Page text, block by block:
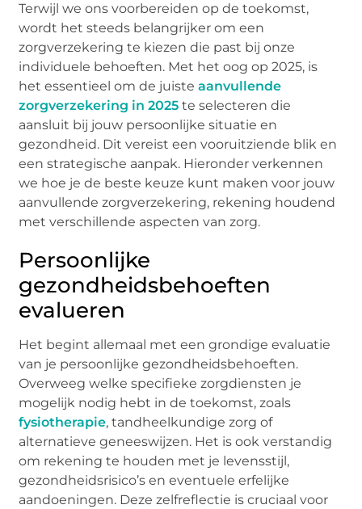
Terwijl we ons voorbereiden op de toekomst,
wordt het steeds belangrijker om een
zorgverzekering te kiezen die past bij onze
individuele behoeften. Met het oog op 2025, is
het essentieel om de juisteaanvullende
zorgverzekering in 2025 te selecteren die
aansluit bij jouw persoonlijke situatie en
gezondheid. Dit vereist een vooruitziende blik en
een strategische aanpak. Hieronder verkennen
we hoe je de beste keuze kunt maken voor jouw
aanvullende zorgverzekering, rekening houdend
met verschillende aspecten van zorg.
Persoonlijke
gezondheidsbehoeften
evalueren
Het begint allemaal met een grondige evaluatie
van je persoonlijke gezondheidsbehoeften.
Overweeg welke specifieke zorgdiensten je
mogelijk nodig hebt in de toekomst, zoals
fysiotherapie, tandheelkundige zorg of
alternatieve geneeswijzen. Het is ook verstandig
om rekening te houden met je levensstijl,
gezondheidsrisico’s en eventuele erfelijke
aandoeningen. Deze zelfreflectie is cruciaal voor